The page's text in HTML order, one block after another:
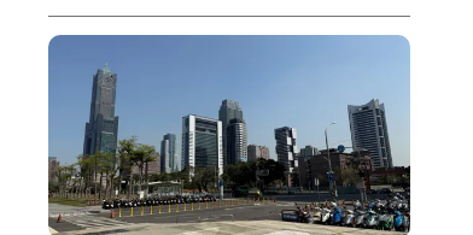
不是買高大就能讀 藍田國
區「以里為界」單價硬是貴1-
元
地產王
份，創19個月以來單月新高。永慶房屋研
展中心副理陳金萍說明，其中台北市月增
17.5%，新北市月增2.7%，桃園市較6月
增12.5%，台中市月增18.8%，台南市月
增8.8%，高雄市月增17.2%。